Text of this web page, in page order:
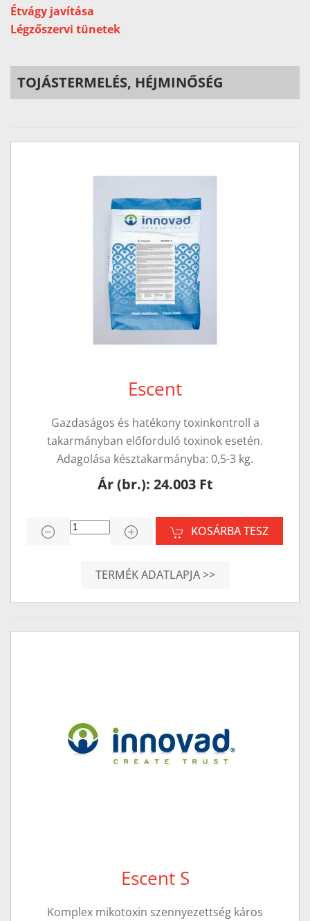
Étvágy javítása
Légzőszervi tünetek
TOJÁSTERMELÉS, HÉJMINŐSÉG
Escent
Gazdaságos és hatékony toxinkontroll a
takarmányban előforduló toxinok esetén.
Adagolása késztakarmányba: 0,5-3 kg.
Ár (br.): 24.003 Ft
KOSÁRBA TESZ
TERMÉK ADATLAPJA >>
Escent S
Komplex mikotoxin szennyezettség káros